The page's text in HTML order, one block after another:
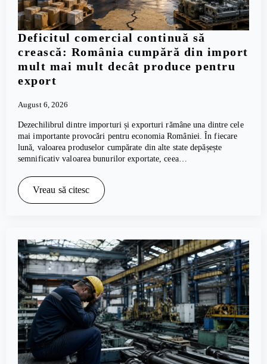
Deficitul comercial continuă să
crească: România cumpără din import
mult mai mult decât produce pentru
export
August 6, 2026
Dezechilibrul dintre importuri și exporturi rămâne una dintre cele
mai importante provocări pentru economia României. În fiecare
lună, valoarea produselor cumpărate din alte state depășește
semnificativ valoarea bunurilor exportate, ceea…
Vreau să citesc